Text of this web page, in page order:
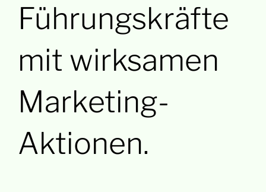
Führungskräfte
mit wirksamen
Marketing-
Aktionen.